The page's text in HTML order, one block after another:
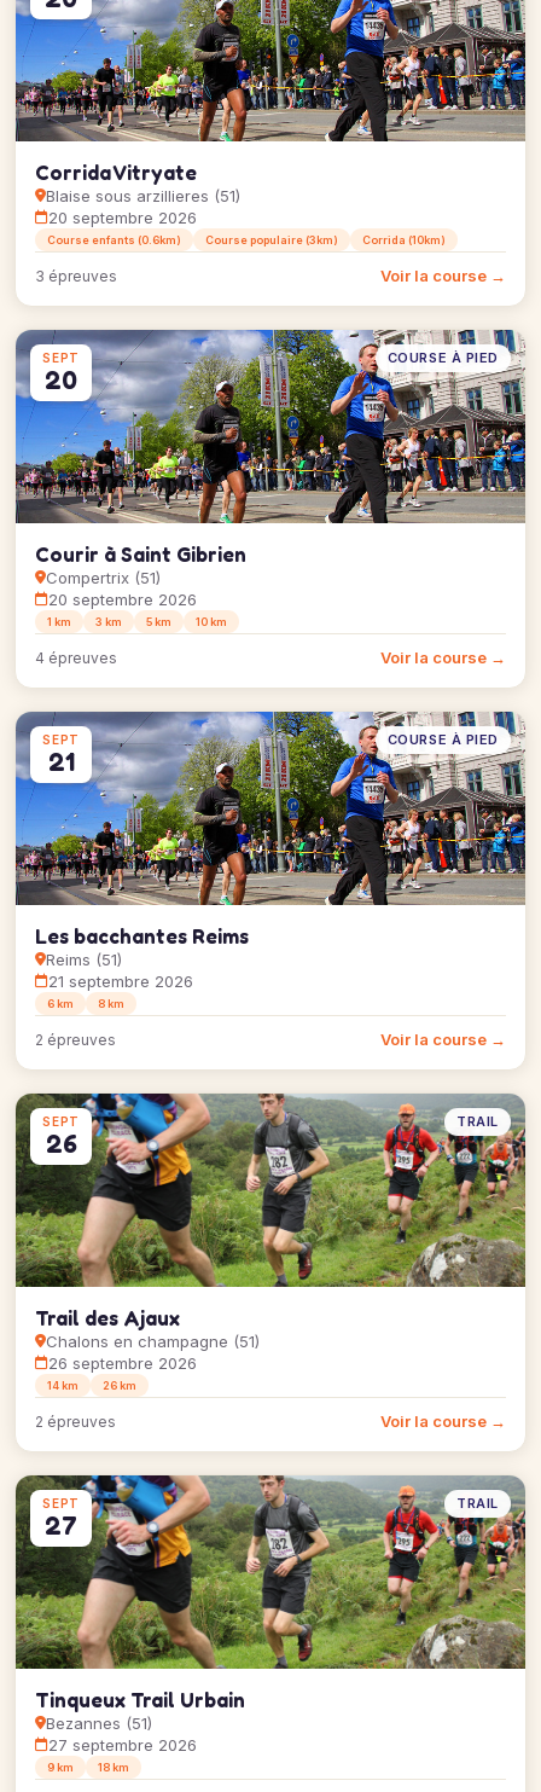
Corrida Vitryate
Blaise sous arzillieres (51)
20 septembre 2026
Course enfants (0.6km) Course populaire (3km) Corrida (10km)
3 épreuves Voir la course →
SEPT
20
COURSE À PIED
Courir à Saint Gibrien
Compertrix (51)
20 septembre 2026
1 km 3 km 5 km 10 km
4 épreuves Voir la course →
SEPT
21
COURSE À PIED
Les bacchantes Reims
Reims (51)
21 septembre 2026
6 km 8 km
2 épreuves Voir la course →
SEPT
26
TRAIL
Trail des Ajaux
Chalons en champagne (51)
26 septembre 2026
14 km 26 km
2 épreuves Voir la course →
SEPT
27
TRAIL
Tinqueux Trail Urbain
Bezannes (51)
27 septembre 2026
9 km 18 km